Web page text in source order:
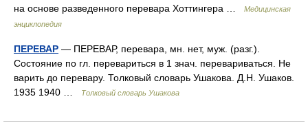
на основе разведенного перевара Хоттингера …
Медицинская
энциклопедия
ПЕРЕВАР — ПЕРЕВАР, перевара, мн. нет, муж. (разг.).
Состояние по гл. перевариться в 1 знач. перевариваться. Не
варить до перевару. Толковый словарь Ушакова. Д.Н. Ушаков.
1935 1940 …
Толковый словарь Ушакова